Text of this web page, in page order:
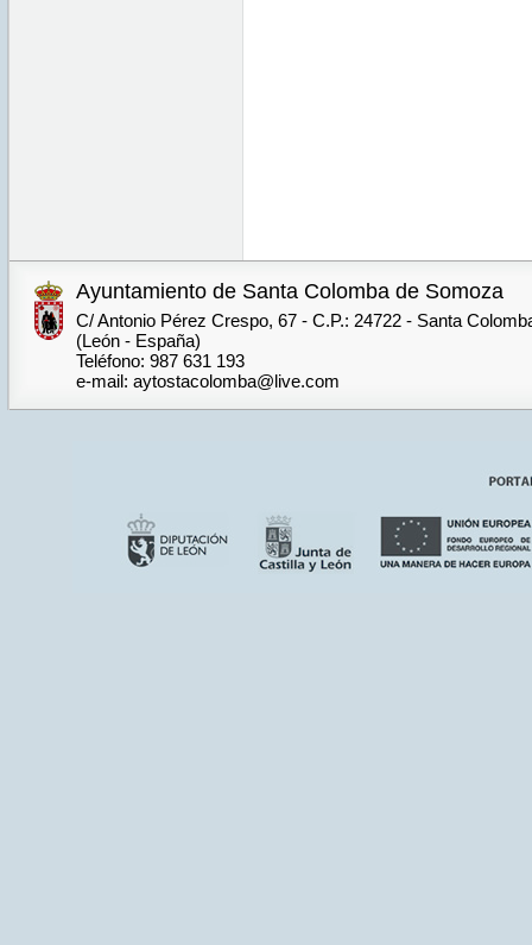
Ayuntamiento de Santa Colomba de Somoza
C/ Antonio Pérez Crespo, 67 - C.P.: 24722 - Santa
(León - España)
Teléfono: 987 631 193
e-mail: aytostacolomba@live.com